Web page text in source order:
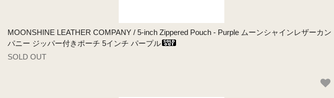
MOONSHINE LEATHER COMPANY / 5-inch Zippered Pouch - Purple ムーンシャインレザーカン
パニー ジッパー付きポーチ 5インチ パープル
SOLD OUT